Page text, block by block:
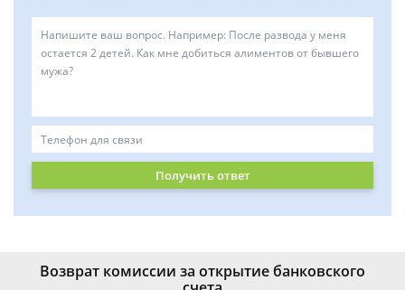
Получить ответ
Возврат комиссии за открытие банковского